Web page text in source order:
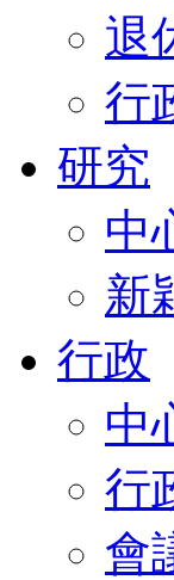
退
行
研究
中
新
行政
中
行
會